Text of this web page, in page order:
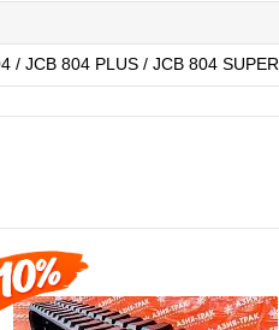
/ JCB 804 PLUS / JCB 804 SUPER